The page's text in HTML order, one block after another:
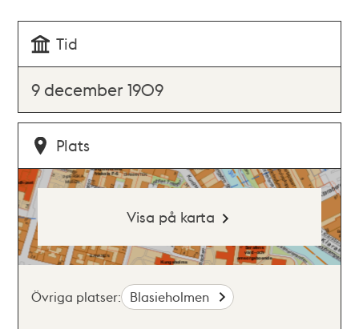
Tid
9 december 1909
Plats
Visa på karta
Övriga platser: Blasieholmen